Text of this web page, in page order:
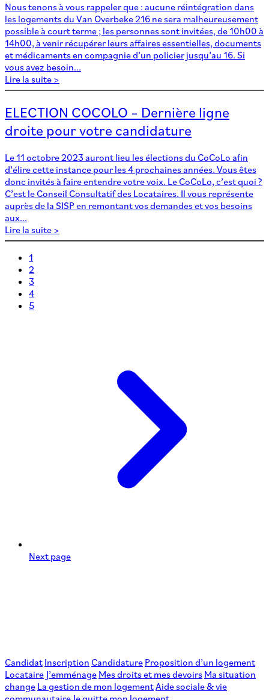
Nous tenons à vous rappeler que : aucune réintégration dans
les logements du Van Overbeke 216 ne sera malheureusement
possible à court terme ; les personnes sont invitées, de 10h00 à
14h00, à venir récupérer leurs affaires essentielles, documents
et médicaments en compagnie d’un policier jusqu’au 16. Si
vous avez besoin...
Lire la suite >
ELECTION COCOLO – Dernière ligne
droite pour votre candidature
Le 11 octobre 2023 auront lieu les élections du CoCoLo afin
d’élire cette instance pour les 4 prochaines années. Vous êtes
donc invités à faire entendre votre voix. Le CoCoLo, c’est quoi ?
C’est le Conseil Consultatif des Locataires. Il vous représente
auprès de la SISP en remontant vos demandes et vos besoins
aux...
Lire la suite >
1
2
3
4
5
Next page
Candidat Inscription Candidature Proposition d’un logement
Locataire J’emménage Mes droits et mes devoirs Ma situation
change La gestion de mon logementAide sociale & vie